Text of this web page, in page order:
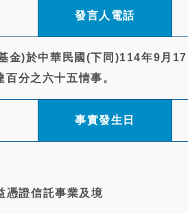
發言人電話
金)於中華民國(下同)114年9月
分之六十五情事。
事實發生日
憑證信託事業及境